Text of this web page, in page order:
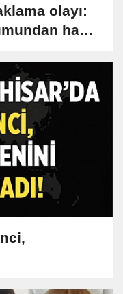
olayı:
haber